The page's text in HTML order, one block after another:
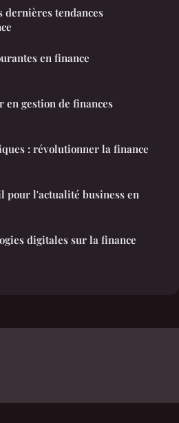
dernières tendances
en finance
en gestion de finances
: révolutionner la finance
pour l'actualité business en
digitales sur la finance